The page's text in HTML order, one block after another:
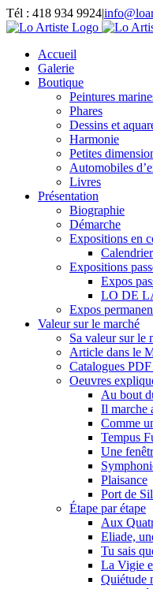
Passer
au
Tél : 418 934 9924|
Facebook
Instagram
Email
Pinterest
YouTube
Accueil
Galerie
Boutique
Peintures
Phares
Dessins et
Harmonie
Petites
Automobiles
Livres
Présentation
Biographie
Démarche
Expositions en
Expositions
Expos
LO DE
Expos
Valeur sur le marché
Sa valeur sur le
Article dans le
Catalogues
Oeuvres
Au bout
Il marche
Comme
Tempus
Une
Plaisance
Port de
Étape par étape
Aux
Eliade,
Tu sais
La Vigie
Quiétude